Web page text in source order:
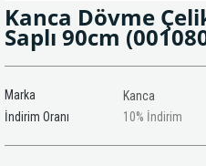
Kanca Dövme
Saplı 90cm
Marka
Kanca
İndirim Oranı
%
10 İndirim